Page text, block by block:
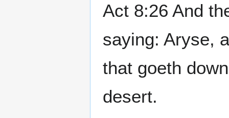
Act 8:26 And
saying: Aryse,
that goeth
desert.